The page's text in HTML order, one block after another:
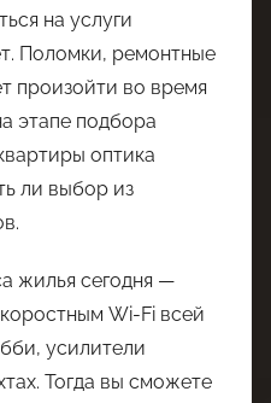
на услуги
Поломки, ремонтные
произойти во время
этапе подбора
оптика
ли выбор из
жилья сегодня —
Wi-Fi всей
усилители
Тогда вы сможете